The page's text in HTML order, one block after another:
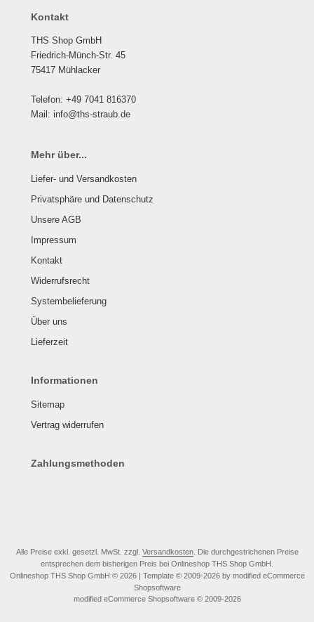
Kontakt
THS Shop GmbH
Friedrich-Münch-Str. 45
75417 Mühlacker
Telefon: +49 7041 816370
Mail: info@ths-straub.de
Mehr über...
Liefer- und Versandkosten
Privatsphäre und Datenschutz
Unsere AGB
Impressum
Kontakt
Widerrufsrecht
Systembelieferung
Über uns
Lieferzeit
Informationen
Sitemap
Vertrag widerrufen
Zahlungsmethoden
Alle Preise exkl. gesetzl. MwSt. zzgl. Versandkosten. Die durchgestrichenen Preise
entsprechen dem bisherigen Preis bei Onlineshop THS Shop GmbH.
Onlineshop THS Shop GmbH © 2026 | Template © 2009-2026 by modified eCommerce
Shopsoftware
modified eCommerce Shopsoftware © 2009-2026